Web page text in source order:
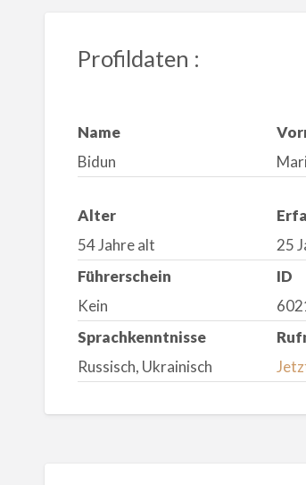
Profildaten :
Name
Bidun
Alter
54 Jahre alt
25
Führerschein
Kein
ID
Sprachkenntnisse
Russisch, Ukrainisch